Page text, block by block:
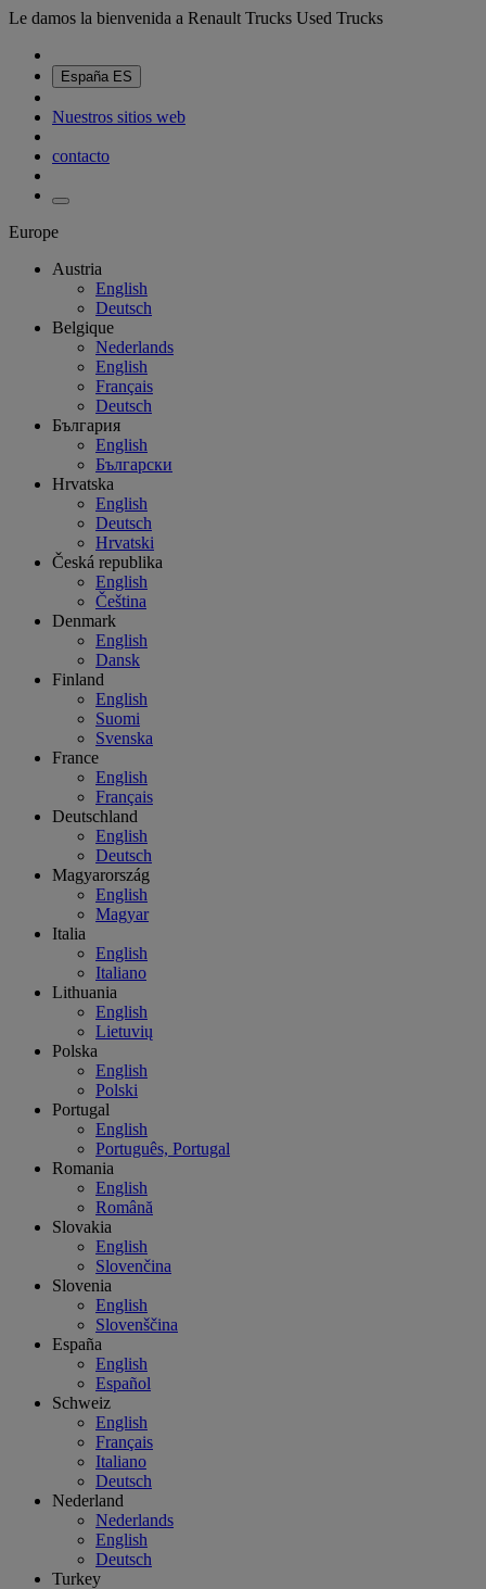
Le damos la bienvenida a Renault Trucks Used Trucks
España ES
Nuestros sitios web
contacto
Europe
Austria
English
Deutsch
Belgique
Nederlands
English
Français
Deutsch
България
English
Български
Hrvatska
English
Deutsch
Hrvatski
Česká republika
English
Čeština
Denmark
English
Dansk
Finland
English
Suomi
Svenska
France
English
Français
Deutschland
English
Deutsch
Magyarország
English
Magyar
Italia
English
Italiano
Lithuania
English
Lietuvių
Polska
English
Polski
Portugal
English
Português, Portugal
Romania
English
Română
Slovakia
English
Slovenčina
Slovenia
English
Slovenščina
España
English
Español
Schweiz
English
Français
Italiano
Deutsch
Nederland
Nederlands
English
Deutsch
Turkey